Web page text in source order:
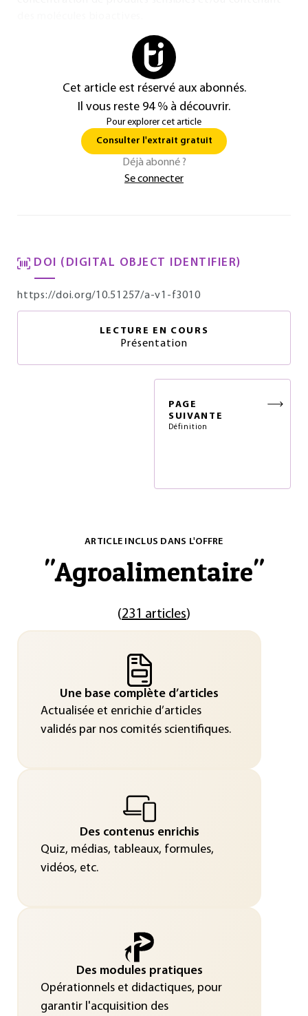
Cet article est réservé aux abonnés.
Il vous reste 94 % à découvrir.
Pour explorer cet article
Consulter l'extrait gratuit
Déjà abonné ?
Se connecter
DOI (DIGITAL OBJECT IDENTIFIER)
https://doi.org/10.51257/a-v1-f3010
LECTURE EN COURS
Présentation
PAGE
SUIVANTE
Définition
ARTICLE INCLUS DANS L'OFFRE
"Agroalimentaire"
(231 articles)
Une base complète d’articles
Actualisée et enrichie d’articles
validés par nos comités scientifiques.
Des contenus enrichis
Quiz, médias, tableaux, formules,
vidéos, etc.
Des modules pratiques
Opérationnels et didactiques, pour
garantir l'acquisition des